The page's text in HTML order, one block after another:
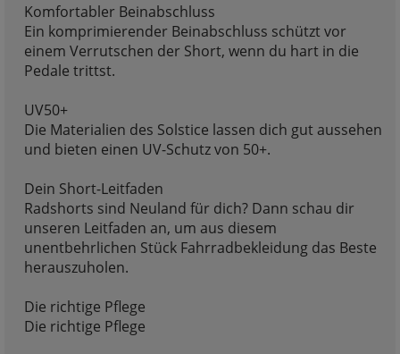
Komfortabler Beinabschluss
Ein komprimierender Beinabschluss schützt vor
einem Verrutschen der Short, wenn du hart in die
Pedale trittst.
UV50+
Die Materialien des Solstice lassen dich gut aussehen
und bieten einen UV-Schutz von 50+.
Dein Short-Leitfaden
Radshorts sind Neuland für dich? Dann schau dir
unseren Leitfaden an, um aus diesem
unentbehrlichen Stück Fahrradbekleidung das Beste
herauszuholen.
Die richtige Pflege
Die richtige Pflege